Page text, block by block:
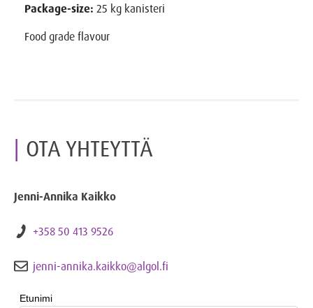
Package-size: 25 kg kanisteri
Food grade flavour
OTA YHTEYTTÄ
Jenni-Annika Kaikko
+358 50 413 9526
jenni-annika.kaikko@algol.fi